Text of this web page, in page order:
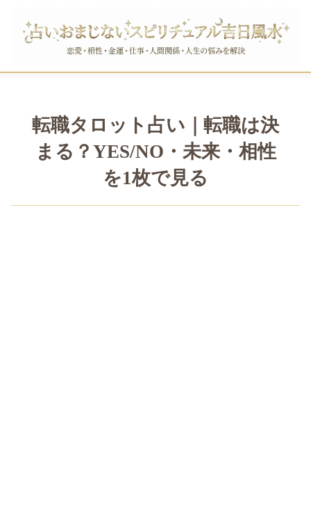
転職タロット占い｜転職は決
まる？YES/NO・未来・相性
を1枚で見る